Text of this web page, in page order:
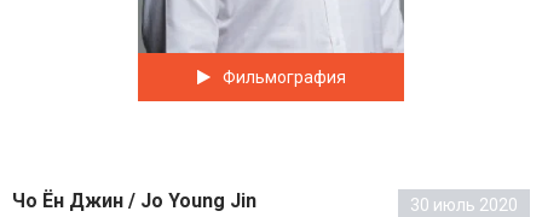
Фильмография
Чо Ён Джин / Jo Young Jin 30 июль 2020